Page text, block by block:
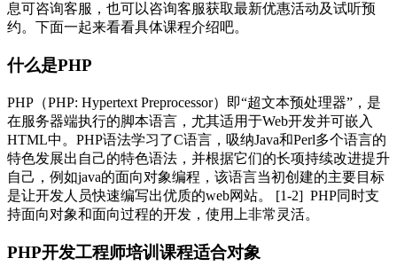
息可咨询客服，也可以咨询客服获取最新优惠活动及试听预
约。下面一起来看看具体课程介绍吧。
什么是PHP
PHP（PHP: Hypertext Preprocessor）即“超文本预处理器”，是
在服务器端执行的脚本语言，尤其适用于Web开发并可嵌入
HTML中。PHP语法学习了C语言，吸纳Java和Perl多个语言的
特色发展出自己的特色语法，并根据它们的长项持续改进提升
自己，例如java的面向对象编程，该语言当初创建的主要目标
是让开发人员快速编写出优质的web网站。 [1-2] PHP同时支
持面向对象和面向过程的开发，使用上非常灵活。
PHP开发工程师培训课程适合对象